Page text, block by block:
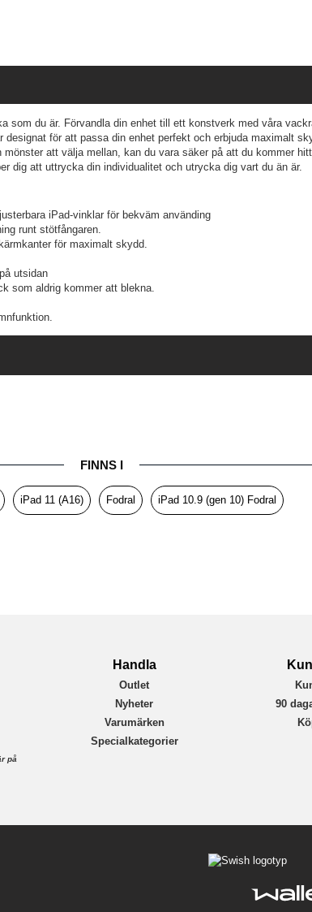
som du är. Förvandla din enhet till ett konstverk med våra
designat för att passa din enhet perfekt och erbjuda maximalt
mönster att välja mellan, kan du vara säker på att du kommer
dig att uttrycka din individualitet och utrycka dig vart du än är.
iPad-vinklar för bekväm använding
runt stötfångaren.
för maximalt skydd.
utsidan
som aldrig kommer att blekna.
Pennhållare, Sov/Vakna
Hårdplast (PC), Konstläder,
FINNS I
iPad 11 (A16) Fodral iPad 10.9 (gen 10) Fodral
på
Handla
Outlet
Nyheter
Varumärken
Specialkategorier
90